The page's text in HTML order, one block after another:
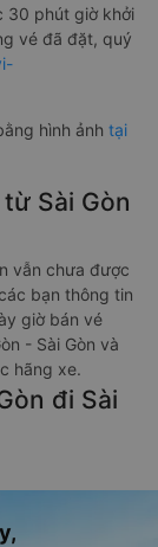
30 phút giờ khởi
vé đã đặt, quý
hình ảnh tại
Sài Gòn
vẫn chưa được
bạn thông tin
giờ bán vé
- Sài Gòn và
hãng xe.
đi Sài